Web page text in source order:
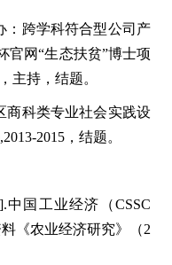
：跨学科符合型公司产
官网“生态扶贫”博士项
主持，结题。
商科类专业社会实践设
2015，结题。
国工业经济（CSSC
《农业经济研究》（2